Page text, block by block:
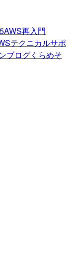
AWS再入門
テクニカルサポ
ブログくらめそ